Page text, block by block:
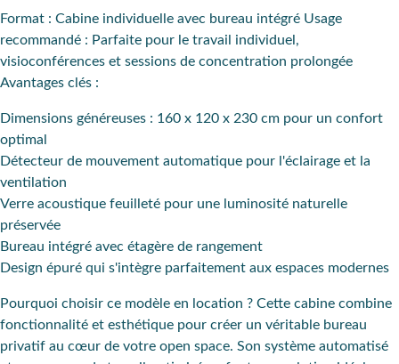
Format : Cabine individuelle avec bureau intégré Usage
recommandé : Parfaite pour le travail individuel,
visioconférences et sessions de concentration prolongée
Avantages clés :
Dimensions généreuses : 160 x 120 x 230 cm pour un confort
optimal
Détecteur de mouvement automatique pour l'éclairage et la
ventilation
Verre acoustique feuilleté pour une luminosité naturelle
préservée
Bureau intégré avec étagère de rangement
Design épuré qui s'intègre parfaitement aux espaces modernes
Pourquoi choisir ce modèle en location ? Cette cabine combine
fonctionnalité et esthétique pour créer un véritable bureau
privatif au cœur de votre open space. Son système automatisé